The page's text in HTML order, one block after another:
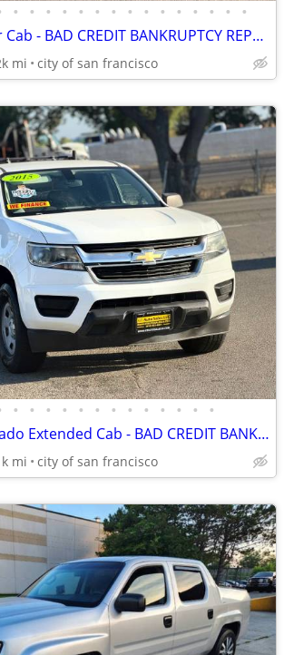
• • • • • • • • • • • • • • •
Ford F150 Super Cab - BAD CREDIT BANKRUPTCY REPO SSI RETIRED APPROVED
mi city of san francisco
• • • • • • • • • • • • •
Chevrolet Colorado Extended Cab - BAD CREDIT BANKRUPTCY REPO SSI RETIR
mi city of san francisco